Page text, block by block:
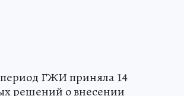
период ГЖИ приняла 14
решений о внесении